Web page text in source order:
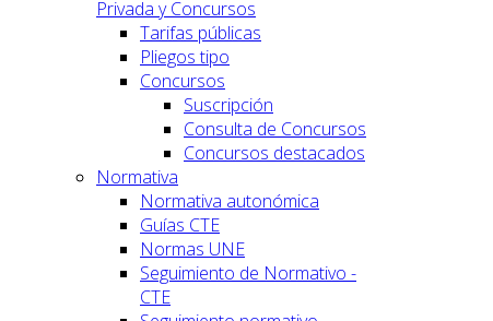
Privada y Concursos
Tarifas públicas
Pliegos tipo
Concursos
Suscripción
Consulta de Concursos
Concursos destacados
Normativa
Normativa autonómica
Guías CTE
Normas UNE
Seguimiento de Normativo -
CTE